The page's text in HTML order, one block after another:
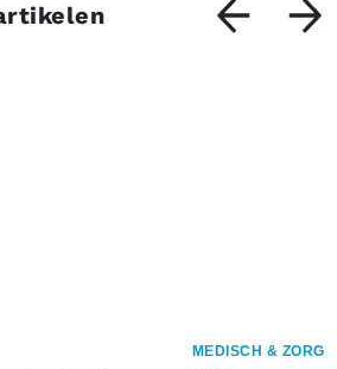
MEDISCH & ZORG